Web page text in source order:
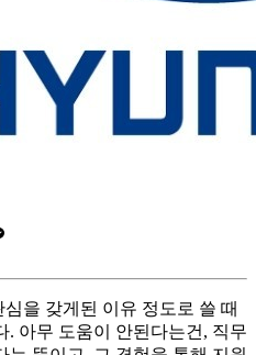
을 갖게된 이유 정도로 쓸 때
. 아무 도움이 안된다는건, 직무